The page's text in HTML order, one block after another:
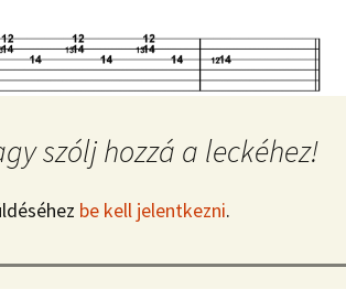
szólj hozzá a leckéhez!
be kell jelentkezni.